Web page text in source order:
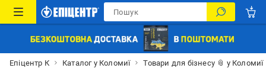
Епіцентр К Каталог у Коломиї Товари для бізнесу 📎 у Коломиї